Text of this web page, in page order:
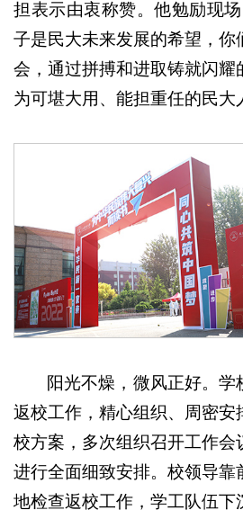
担表示由衷称赞。他勉励现
子是民大未来发展的希望，你
会，通过拼搏和进取铸就闪耀
为可堪大用、能担重任的民大
阳光不燥，微风正好。学
返校工作，精心组织、周密安
校方案，多次组织召开工作会
进行全面细致安排。校领导靠
地检查返校工作，学工队伍下